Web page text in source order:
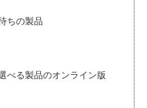
ちの製品
べる製品のオンライン版